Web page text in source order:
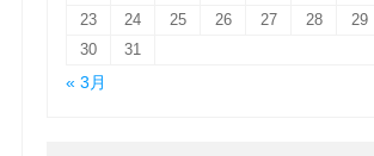
23
24 25 26 27 28
29
30
31
« 3月